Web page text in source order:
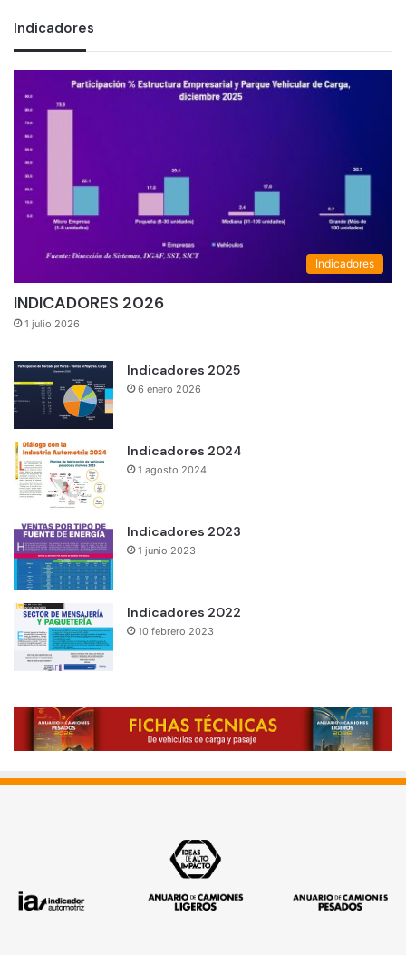
Indicadores
Indicadores
INDICADORES 2026
1 julio 2026
Indicadores 2025
6 enero 2026
Indicadores 2024
1 agosto 2024
Indicadores 2023
1 junio 2023
Indicadores 2022
10 febrero 2023